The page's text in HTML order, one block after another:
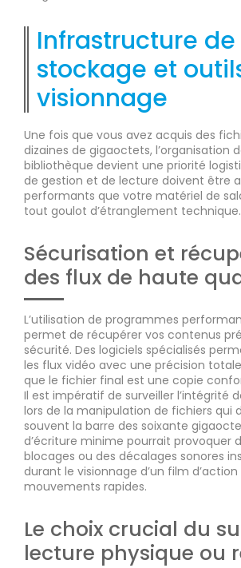
Infrastructure de
stockage et
visionnage
Une fois que vous avez acquis des
dizaines de gigaoctets, l’organisation
bibliothèque devient une priorité
de gestion et de lecture doivent être
performants que votre matériel de
tout goulot d’étranglement technique.
Sécurisation et
des flux de haute
L’utilisation de programmes
permet de récupérer vos contenus
sécurité. Des logiciels spécialisés
les flux vidéo avec une précision
que le fichier final est une copie
Il est impératif de surveiller l’intégrité
lors de la manipulation de fichiers qui
souvent la barre des soixante
d’écriture minime pourrait provoquer
blocages ou des décalages sonores
durant le visionnage d’un film d’action
mouvements rapides.
Le choix crucial du
lecture physique ou